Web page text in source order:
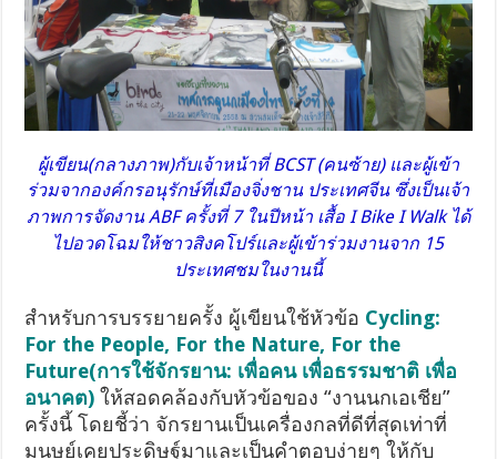
ผู้เขียน(กลางภาพ)กับเจ้าหน้าที่ BCST (คนซ้าย) และผู้เข้า
ร่วมจากองค์กรอนุรักษ์ที่เมืองจิ่งชาน ประเทศจีน ซึ่งเป็นเจ้า
ภาพการจัดงาน ABF ครั้งที่ 7 ในปีหน้า เสื้อ I Bike I Walk ได้
ไปอวดโฉมให้ชาวสิงคโปร์และผู้เข้าร่วมงานจาก 15
ประเทศชมในงานนี้
สำหรับการบรรยายครั้ง ผู้เขียนใช้หัวข้อ Cycling:
For the People, For the Nature, For the
Future(การใช้จักรยาน: เพื่อคน เพื่อธรรมชาติ เพื่อ
อนาคต)ให้สอดคล้องกับหัวข้อของ “งานนกเอเชีย”
ครั้งนี้ โดยชี้ว่า จักรยานเป็นเครื่องกลที่ดีที่สุดเท่าที่
มนุษย์เคยประดิษฐ์มาและเป็นคำตอบง่ายๆ ให้กับ